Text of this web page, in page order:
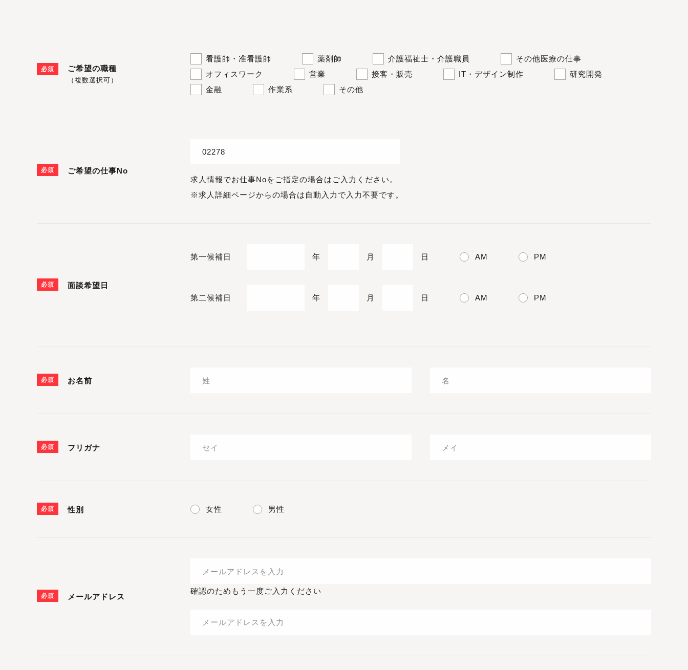
必須 ご希望の職種
（複数選択可）
看護師・准看護師 薬剤師 介護福祉士・介護職員
その他医療の仕事
オフィスワーク
営業 接客・販売 IT・デザイン制作
研究開発
金融
作業系 その他
必須
ご希望の仕事No
求人情報でお仕事Noをご指定の場合はご入力ください。
※求人詳細ページからの場合は自動入力で入力不要です。
必須 面談希望日
第一候補日 年 月 日 AM PM
第二候補日 年 月 日 AM PM
必須 お名前
必須 フリガナ
必須 性別 女性 男性
必須 メールアドレス
確認のためもう一度ご入力ください